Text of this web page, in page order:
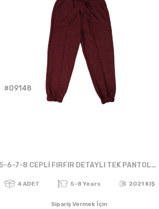
#09148
5-6-7-8 CEPLİ FIRFIR DETAYLI TEK PANTOLON
Sipariş Vermek İçin